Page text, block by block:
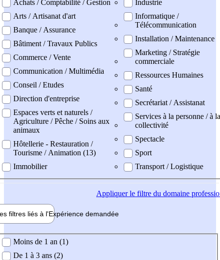
Achats / Comptabilité / Gestion
Arts / Artisanat d'art
Banque / Assurance
Bâtiment / Travaux Publics
Commerce / Vente
Communication / Multimédia
Conseil / Etudes
Direction d'entreprise
Espaces verts et naturels /
Agriculture / Pêche / Soins aux
animaux
Hôtellerie - Restauration /
Tourisme / Animation (13)
Immobilier
Industrie
Informatique /
Télécommunication
Installation / Maintenance
Marketing / Stratégie
commerciale
Ressources Humaines
Santé
Secrétariat / Assistanat
Services à la personne / à la
collectivité
Spectacle
Sport
Transport / Logistique
Appliquerle filtre du domaine
filtres liés à l'Expérience demandée
demandée
Moins de 1 an (1)
De 1 à 3 ans (2)